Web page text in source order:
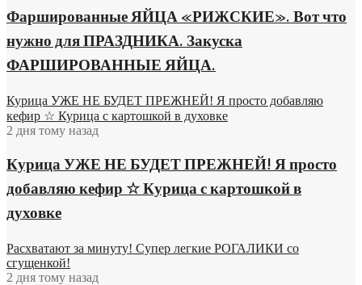
Фаршированные ЯЙЦА «РИЖСКИЕ». Вот что
нужно для ПРАЗДНИКА. Закуска
ФАРШИРОВАННЫЕ ЯЙЦА.
Курица УЖЕ НЕ БУДЕТ ПРЕЖНЕЙ! Я просто добавляю
кефир ☆ Курица с картошкой в духовке
2 дня тому назад
Курица УЖЕ НЕ БУДЕТ ПРЕЖНЕЙ! Я просто
добавляю кефир ☆ Курица с картошкой в
духовке
Расхватают за минуту! Супер легкие РОГАЛИКИ со
сгущенкой!
2 дня тому назад